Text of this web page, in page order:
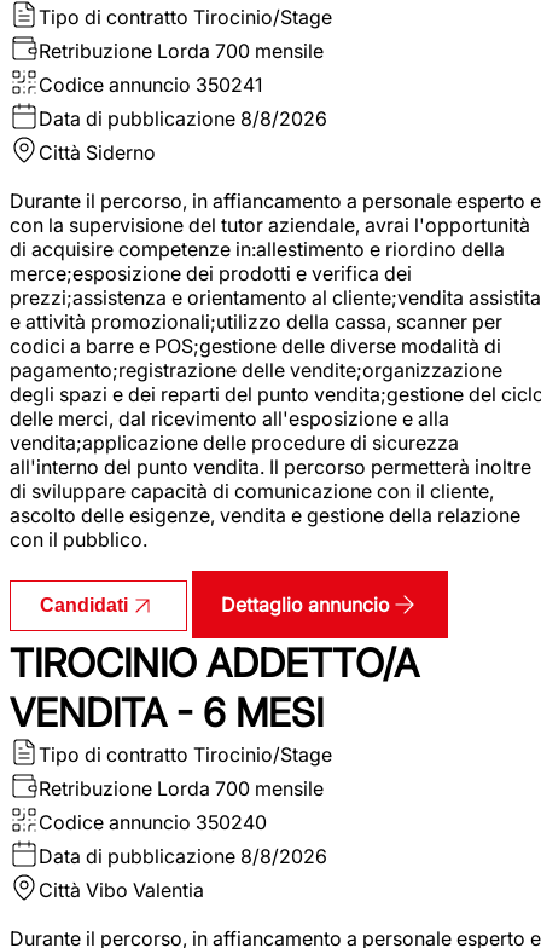
Tipo di contratto Tirocinio/Stage
Retribuzione Lorda 700 mensile
Codice annuncio 350241
Data di pubblicazione 8/8/2026
Città Siderno
Durante il percorso, in affiancamento a personale esperto e
con la supervisione del tutor aziendale, avrai l'opportunità
di acquisire competenze in:allestimento e riordino della
merce;esposizione dei prodotti e verifica dei
prezzi;assistenza e orientamento al cliente;vendita assistita
e attività promozionali;utilizzo della cassa, scanner per
codici a barre e POS;gestione delle diverse modalità di
pagamento;registrazione delle vendite;organizzazione
degli spazi e dei reparti del punto vendita;gestione del
delle merci, dal ricevimento all'esposizione e alla
vendita;applicazione delle procedure di sicurezza
all'interno del punto vendita. Il percorso permetterà inoltre
di sviluppare capacità di comunicazione con il cliente,
ascolto delle esigenze, vendita e gestione della relazione
con il pubblico.
Candidati Dettaglio annuncio
TIROCINIO ADDETTO/A
VENDITA - 6 MESI
Tipo di contratto Tirocinio/Stage
Retribuzione Lorda 700 mensile
Codice annuncio 350240
Data di pubblicazione 8/8/2026
Città Vibo Valentia
Durante il percorso, in affiancamento a personale esperto e